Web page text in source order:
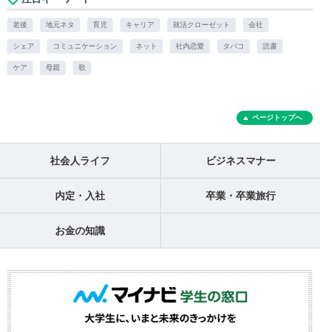
老後 地元ネタ 育児 キャリア 就活クローゼット 会社
シェア コミュニケーション ネット 社内恋愛 タバコ 読書
ケア 母親 歌
ページトップへ
社会人ライフ ビジネスマナー
内定・入社 卒業・卒業旅行
お金の知識